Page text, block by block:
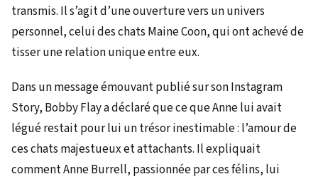
transmis. Il s’agit d’une ouverture vers un univers
personnel, celui des chats Maine Coon, qui ont achevé de
tisser une relation unique entre eux.
Dans un message émouvant publié sur son Instagram
Story, Bobby Flay a déclaré que ce que Anne lui avait
légué restait pour lui un trésor inestimable : l’amour de
ces chats majestueux et attachants. Il expliquait
comment Anne Burrell, passionnée par ces félins, lui